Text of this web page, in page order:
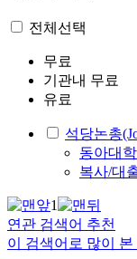
전체선택
무료
기관내 무료
유료
석당논총
동아대
복사/대
1
연관 검색어 추천
이 검색어로 많이 본